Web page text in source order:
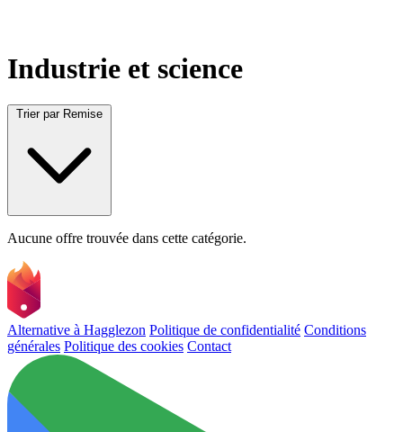
Industrie et science
Trier par Remise
Aucune offre trouvée dans cette catégorie.
Alternative à Hagglezon Politique de confidentialité Conditions
générales Politique des cookies Contact